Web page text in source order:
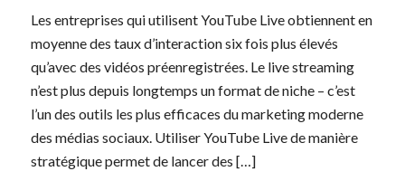
Les entreprises qui utilisent YouTube Live obtiennent en
moyenne des taux d’interaction six fois plus élevés
qu’avec des vidéos préenregistrées. Le live streaming
n’est plus depuis longtemps un format de niche – c’est
l’un des outils les plus efficaces du marketing moderne
des médias sociaux. Utiliser YouTube Live de manière
stratégique permet de lancer des […]